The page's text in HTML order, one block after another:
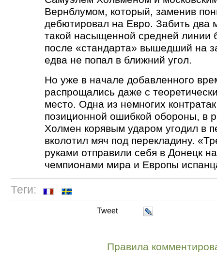
Вернблумом, который, заменив
дебютировал на Евро. Забить два
такой насыщенной средней линии
после «стандарта» вышедший на
едва не попал в ближний угол.
Но уже в начале добавленного
распрощались даже с
место. Одна из немногих
позиционной ошибкой обороны, в
Холмен корявым ударом угодил в
вколотил мяч под перекладину. «
руками отправили себя в Донецк
чемпионами мира и Европы
Теги:
Tweet
Правила